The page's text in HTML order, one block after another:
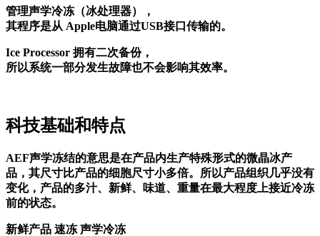
管理声学冷冻（冰处理器），
其程序是从 Apple电脑通过USB接口传输的。
Ice Processor 拥有二次备份，
所以系统一部分发生故障也不会影响其效率。
科技基础和特点
AEF声学冻结的意思是在产品内生产特殊形式的微晶冰产
品，其尺寸比产品的细胞尺寸小多倍。所以产品组织几乎没有
变化，产品的多汁、新鲜、味道、重量在最大程度上接近冷冻
前的状态。
新鲜产品 速冻 声学冷冻